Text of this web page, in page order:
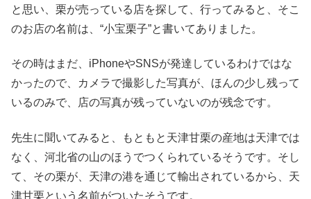
と思い、栗が売っている店を探して、行ってみると、そこ
のお店の名前は、“小宝栗子”と書いてありました。
その時はまだ、iPhoneやSNSが発達しているわけではな
かったので、カメラで撮影した写真が、ほんの少し残って
いるのみで、店の写真が残っていないのが残念です。
先生に聞いてみると、もともと天津甘栗の産地は天津では
なく、河北省の山のほうでつくられているそうです。そし
て、その栗が、天津の港を通じて輸出されているから、天
津甘栗という名前がついたそうです。